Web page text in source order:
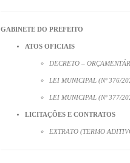
GABINETE DO PREFEITO
ATOS OFICIAIS
DECRETO –
LEI MUNICIPAL (Nº 376/
LEI MUNICIPAL (Nº 377/
LICITAÇÕES E CONTRATOS
EXTRATO (TERMO